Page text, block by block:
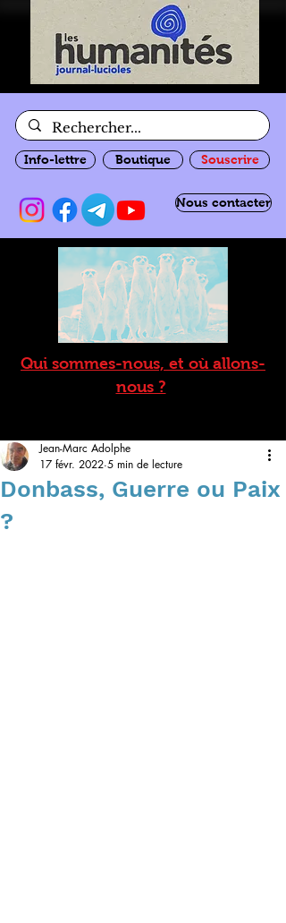
Info-lettre Boutique Souscrire
Nous contacter
Qui sommes-nous, et où allons-
nous ?
Donbass, Guerre ou Paix
?
Jean-Marc Adolphe
17 févr. 2022 5 min de lecture